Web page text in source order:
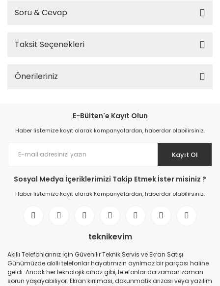
Soru & Cevap
Taksit Seçenekleri
Önerileriniz
E-Bülten'e Kayıt Olun
Haber listemize kayıt olarak kampanyalardan, haberdar olabilirsiniz.
Kayıt Ol
Sosyal Medya İçeriklerimizi Takip Etmek İster misiniz ?
Haber listemize kayıt olarak kampanyalardan, haberdar olabilirsiniz.
teknikevim
Akıllı Telefonlarınız İçin Güvenilir Teknik Servis ve Ekran Satışı
Günümüzde akıllı telefonlar hayatımızın ayrılmaz bir parçası haline
geldi. Ancak her teknolojik cihaz gibi, telefonlar da zaman zaman
sorun yaşayabiliyor. Ekran kırılması, dokunmatik arızası veya yazılım